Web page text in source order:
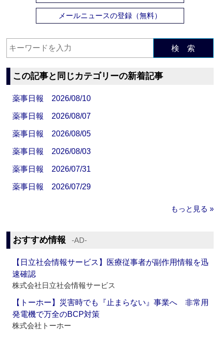
メールニュースの登録（無料）
検 索
この記事と同じカテゴリーの新着記事
薬事日報 2026/08/10
薬事日報 2026/08/07
薬事日報 2026/08/05
薬事日報 2026/08/03
薬事日報 2026/07/31
薬事日報 2026/07/29
もっと見る »
おすすめ情報 ‐AD‐
【日立社会情報サービス】医療従事者が副作用情報を迅
速確認
株式会社日立社会情報サービス
【トーホー】災害時でも『止まらない』事業へ 非常用
発電機で万全のBCP対策
株式会社トーホー